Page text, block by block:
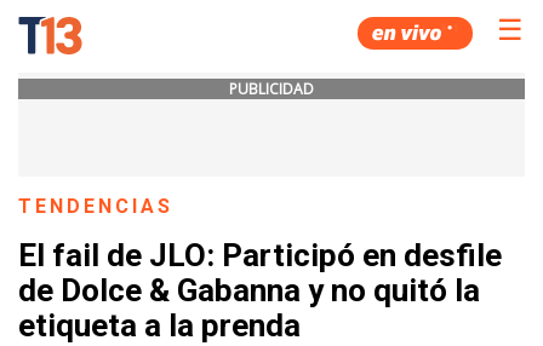
☰
PUBLICIDAD
TENDENCIAS
El fail de JLO: Participó en desfile
de Dolce & Gabanna y no quitó la
etiqueta a la prenda